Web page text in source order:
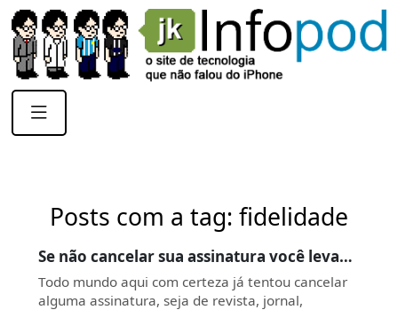
Posts com a tag: fidelidade
Se não cancelar sua assinatura você leva…
Todo mundo aqui com certeza já tentou cancelar
alguma assinatura, seja de revista, jornal,